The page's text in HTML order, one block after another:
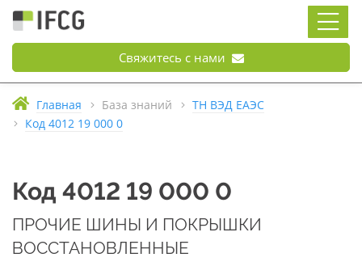
Свяжитесь с нами
Главная База знаний
ТН ВЭД ЕАЭС
Код 4012 19 000 0
Код 4012 19 000 0
ПРОЧИЕ ШИНЫ И ПОКРЫШКИ
ВОССТАНОВЛЕННЫЕ